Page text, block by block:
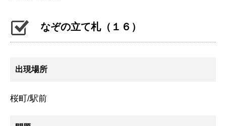
なぞの立て札（１６）
出現場所
桜町/駅前